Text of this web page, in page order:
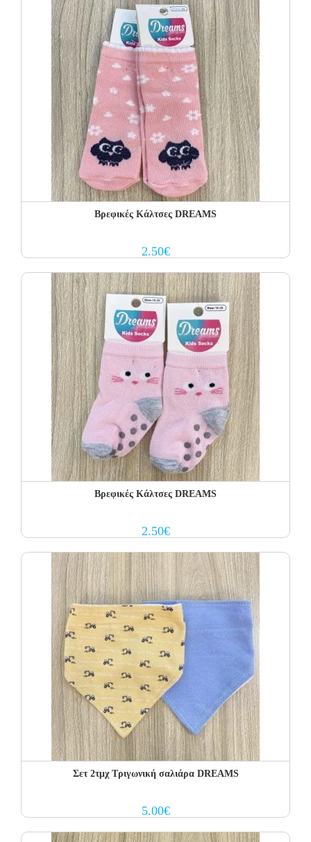
Βρεφικές Κάλτσες DREAMS
2.50€
Βρεφικές Κάλτσες DREAMS
2.50€
Σετ 2τμχ Τριγωνική σαλιάρα DREAMS
5.00€